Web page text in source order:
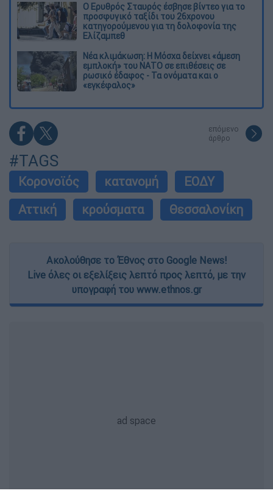
Ο Ερυθρός Σταυρός έσβησε βίντεο για το
προσφυγικό ταξίδι του 26χρονου
κατηγορούμενου για τη δολοφονία της
Ελίζαμπεθ
Νέα κλιμάκωση: Η Μόσχα δείχνει «άμεση
εμπλοκή» του ΝΑΤΟ σε επιθέσεις σε
ρωσικό έδαφος - Τα ονόματα και ο
«εγκέφαλος»
επόμενο
άρθρο
#TAGS
Κορονοϊός κατανομή
ΕΟΔΥ
Αττική
κρούσματα Θεσσαλονίκη
Ακολούθησε το Έθνος στο Google News!
Live όλες οι εξελίξεις λεπτό προς λεπτό, με την
υπογραφή του www.ethnos.gr